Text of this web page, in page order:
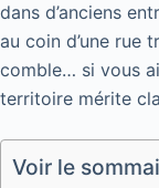
dans d’anciens
au coin d’une rue
comble… si vous
territoire mérite
Voir le